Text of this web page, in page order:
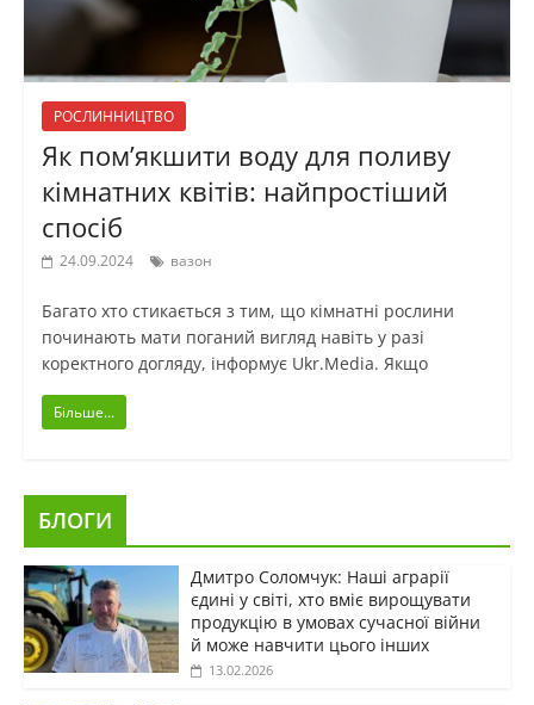
РОСЛИННИЦТВО
Як пом’якшити воду для поливу
кімнатних квітів: найпростіший
спосіб
24.09.2024 вазон
Багато хто стикається з тим, що кімнатні рослини
починають мати поганий вигляд навіть у разі
коректного догляду, інформує Ukr.Media. Якщо
Більше...
БЛОГИ
Дмитро Соломчук: Наші аграрії
єдині у світі, хто вміє вирощувати
продукцію в умовах сучасної війни
й може навчити цього інших
13.02.2026